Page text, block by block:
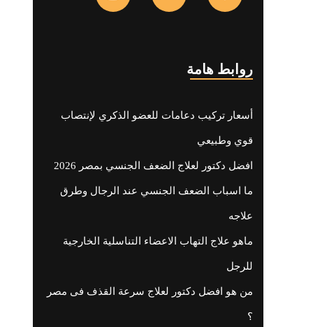
روابط هامة
أسعار تركيب دعامات للعضو الذكري لإنتصاب
قوي وطبيعي
افضل دكتور لعلاج الضعف الجنسي بمصر 2026
ما اسباب الضعف الجنسي عند الرجال وطرق
علاجه
ماهو علاج التهاب الاعضاء التناسلية الخارجية
للرجل
من هو افضل دكتور لعلاج سرعة القذف فى مصر
؟